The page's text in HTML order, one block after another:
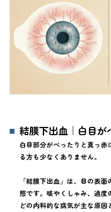
結膜下出血｜白目が
白目部分がべったりと真っ
る方も少なくありません。
「結膜下出血」は、目の表
態です。咳やくしゃみ、過
どの内科的な病気が主な原因